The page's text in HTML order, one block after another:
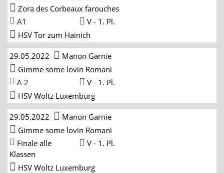
Zora des Corbeaux farouches
A1
V - 1. Pl.
HSV Tor zum Hainich
29.05.2022
Manon Garnie
Gimme some lovin Romani
A 2
V - 1. Pl.
HSV Woltz Luxemburg
29.05.2022
Manon Garnie
Gimme some lovin Romani
Finale alle
Klassen
V - 1. Pl.
HSV Woltz Luxemburg